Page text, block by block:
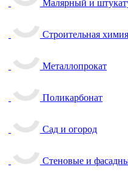
Малярный и
Строительная химия
Металлопрокат
Поликарбонат
Сад и огород
Стеновые и